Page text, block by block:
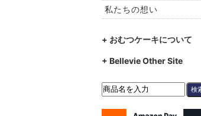
私たちの想い
+ おむつケーキについて
+ Bellevie Other Site